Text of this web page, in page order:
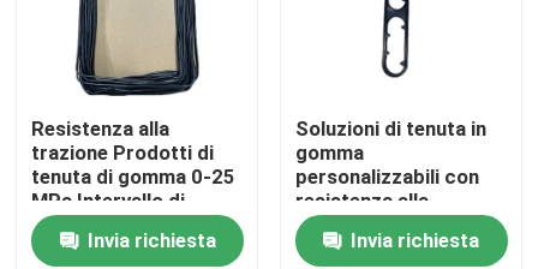
Casa
Prodotti
Resistenza alla
trazione Prodotti di
tenuta di gomma 0-25
MPa Intervallo di
pressione Set a bassa
compressione
Invia richiesta
Soluzioni di tenuta in
gomma
personalizzabili con
resistenza alla
trazione e bassa
infiammabilità
Invia richiesta